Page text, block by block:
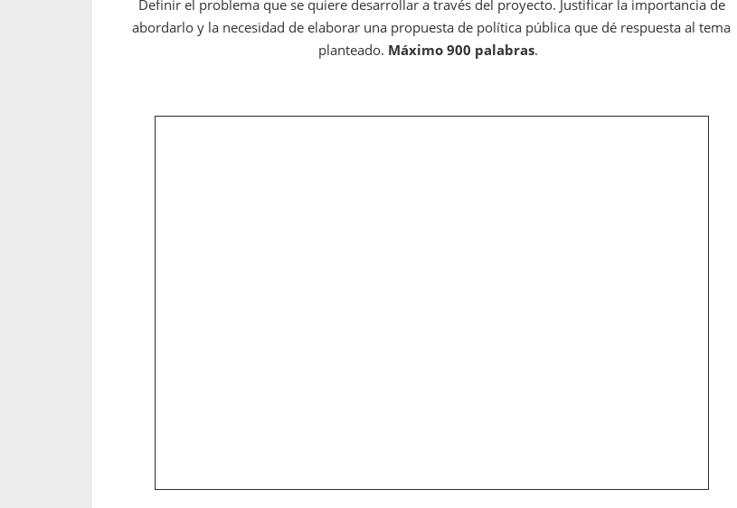
Definir el problema que se quiere desarrollar a través del proyecto. Justificar la importancia de
abordarlo y la necesidad de elaborar una propuesta de política pública que dé respuesta al tema
planteado. Máximo 900 palabras.